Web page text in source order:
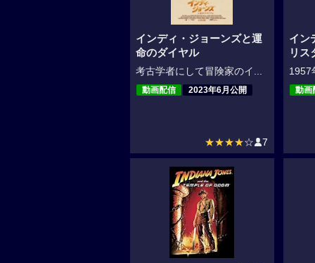
インディ・ジョーンズと運
命のダイヤル
考古学者にして冒険家のイ...
動画配信 2023年6月公開
★★★★☆ 7
イン
リス
1957
動画